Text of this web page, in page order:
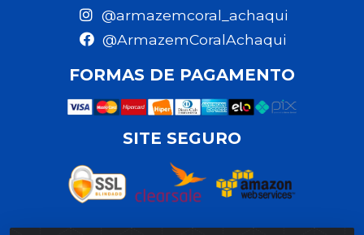
@armazemcoral_achaqui
@ArmazemCoralAchaqui
FORMAS DE PAGAMENTO
SITE SEGURO